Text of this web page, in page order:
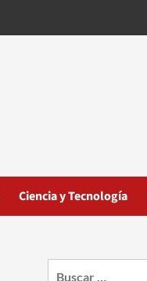
Ciencia y Tecnología